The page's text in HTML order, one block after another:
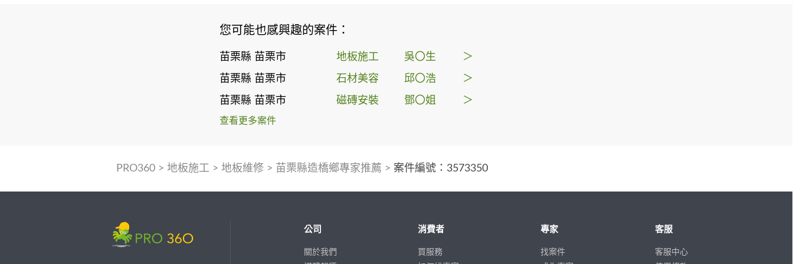
您可能也感興趣的案件：
苗栗縣 苗栗市 地板施工 吳〇生 ＞
苗栗縣 苗栗市 石材美容 邱〇浩 ＞
苗栗縣 苗栗市 磁磚安裝 鄧〇姐 ＞
查看更多案件
PRO360> 地板施工 > 地板維修> 苗栗縣造橋鄉專家推薦 > 案件編號：3573350
公司
關於我們
消費者
買服務
專家
找案件
客服
客服中心